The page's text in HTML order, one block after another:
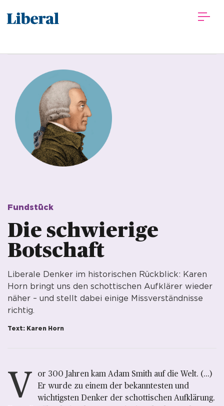
Fundstück
Die schwierige
Botschaft
Liberale Denker im historischen Rückblick: Karen
Horn bringt uns den schottischen Aufklärer wieder
näher – und stellt dabei einige Missverständnisse
richtig.
Text: Karen Horn
V
or 300 Jahren kam Adam Smith auf die Welt. (...)
Er wurde zu einem der bekanntesten und
wichtigsten Denker der schottischen Aufklärung.